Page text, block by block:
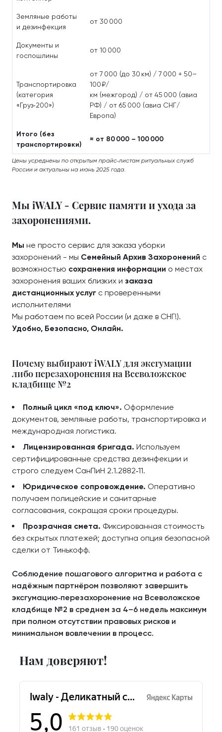
Земляные работы
и дезинфекция
от 30 000
Документы и
госпошлины
от 10 000
Транспортировка
(категория
«Груз‑200»)
от 7 000 (до 30 км) / 7 000 + 50–
100 ₽/
км (межгород) / от 45 000 (авиа
РФ) / от 65 000 (авиа СНГ/
Европа)
Итого (без
транспортировки)
≈ от 80 000 – 100 000
Цены усреднены по открытым прайс‑листам ритуальных служб
России и актуальны на июнь 2025 года.
Мы iWALY - Сервис памяти и ухода за
захоронениями.
Мы не просто сервис для заказа уборки
захоронений - мы Семейный Архив Захоронений с
возможностью сохранения информации о местах
захоронения ваших близких и заказа
дистанционных услуг с проверенными
исполнителями
Мы работаем по всей России (и даже в СНГ!).
Удобно, Безопасно, Онлайн.
Почему выбирают iWALY для эксгумации
либо перезахоронения на Всеволожское
кладбище №2
Полный цикл «под ключ». Оформление
документов, земляные работы, транспортировка и
международная логистика.
Лицензированная бригада. Используем
сертифицированные средства дезинфекции и
строго следуем СанПиН 2.1.2882‑11.
Юридическое сопровождение. Оперативно
получаем полицейские и санитарные
согласования, сокращая сроки процедуры.
Прозрачная смета. Фиксированная стоимость
без скрытых платежей; доступна опция безопасной
сделки от Тинькофф.
Соблюдение пошагового алгоритма и работа с
надёжным партнёром позволяют завершить
эксгумацию‑перезахоронение на Всеволожское
кладбище №2 в среднем за 4–6 недель максимум
при полном отсутствии правовых рисков и
минимальном вовлечении в процесс.
Нам доверяют!